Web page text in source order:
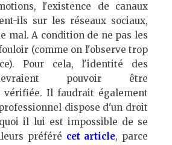
l'existence de canaux
ils sur les réseaux sociaux,
mal. A condition de ne pas les
(comme on l'observe trop
Pour cela, l'identité des
pouvoir être
vérifiée. Il faudrait également
dispose d'un droit
il lui est impossible de se
préféré cet article, parce